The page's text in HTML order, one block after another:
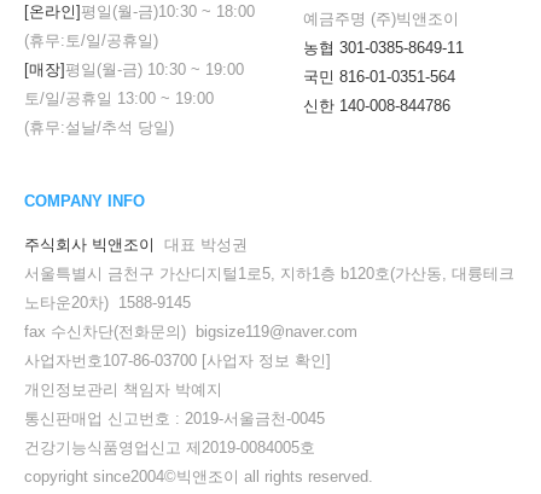
[온라인]평일(월-금)10:30 ~ 18:00
(휴무:토/일/공휴일)
[매장]평일(월-금) 10:30 ~ 19:00
토/일/공휴일 13:00 ~ 19:00
(휴무:설날/추석 당일)
예금주명 (주)빅앤조이
농협 301-0385-8649-11
국민 816-01-0351-564
신한 140-008-844786
COMPANY INFO
주식회사 빅앤조이
대표 박성권
서울특별시 금천구 가산디지털1로5, 지하1층 b120호(가산동, 대륭테크
노타운20차) 1588-9145
fax 수신차단(전화문의) bigsize119@naver.com
사업자번호107-86-03700 [사업자 정보 확인]
개인정보관리 책임자 박예지
통신판매업 신고번호 : 2019-서울금천-0045
건강기능식품영업신고 제2019-0084005호
copyright since2004©빅앤조이 all rights reserved.